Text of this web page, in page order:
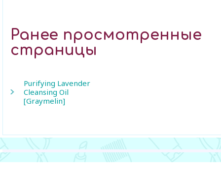
Ранее просмотренные
страницы
Purifying Lavender
Cleansing Oil
[Graymelin]